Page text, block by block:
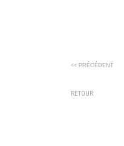
<< PRÉCÉDENT
RETOUR